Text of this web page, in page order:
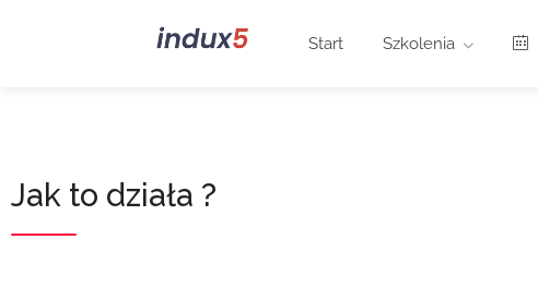
Start Szkolenia
Jak to działa ?